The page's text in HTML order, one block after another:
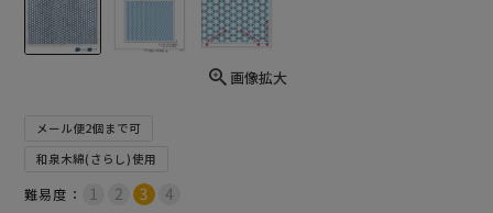
画像拡大
メール便2個まで可
和泉木綿(さらし)使用
難易度：